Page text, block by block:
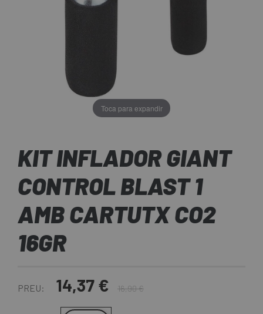
Toca para expandir
KIT INFLADOR GIANT
CONTROL BLAST 1
AMB CARTUTX CO2
16GR
PREU: 14,37 € 16,90 €